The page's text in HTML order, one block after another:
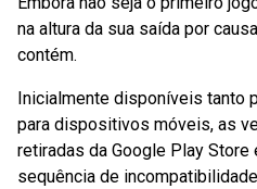
na altura da sua saída por
contém.
Inicialmente disponíveis tanto
para dispositivos móveis, as
retiradas da Google Play Store
sequência de